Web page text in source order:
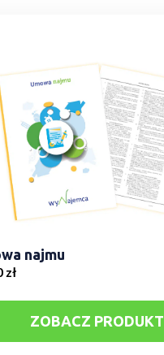
najmu
zł
ZOBACZ PRODUKT